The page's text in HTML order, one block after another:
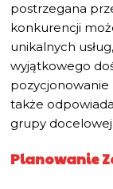
postrzegana
konkurencji
unikalnych
wyjątkowego
pozycjonowanie
także
grupy docelowej.
Planowanie